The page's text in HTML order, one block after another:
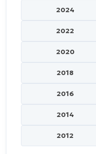
2024
2022
2020
2018
2016
2014
2012